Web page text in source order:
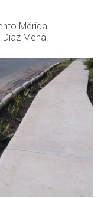
Mérida
Mena.